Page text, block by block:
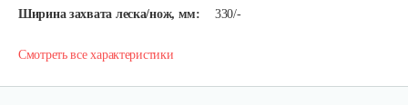
Ширина захвата леска/нож, мм:
330/-
Смотреть все характеристики